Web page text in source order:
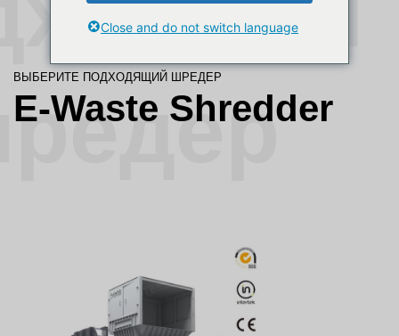
ВЫБЕРИТЕ ПОДХОДЯЩИЙ ШРЕДЕР
E-Waste Shredder
Close and do not switch language